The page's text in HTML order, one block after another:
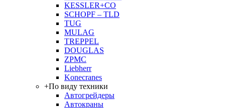
KESSLER+CO
SCHOPF – TLD
TUG
MULAG
TREPPEL
DOUGLAS
ZPMC
Liebherr
Konecranes
+По виду техники
Автогрейдеры
Автокраны